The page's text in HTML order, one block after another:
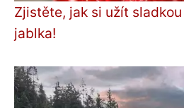
Zjistěte, jak si užít
jablka!